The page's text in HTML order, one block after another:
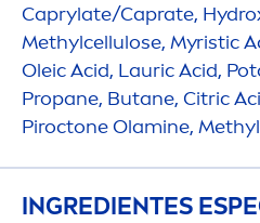
Caprylate/Caprate, Hydro
Methylcellulose, Myristic
Oleic Acid, Lauric Acid,
Propane, Butane, Citric
Piroctone Olamine,
INGREDIENTES